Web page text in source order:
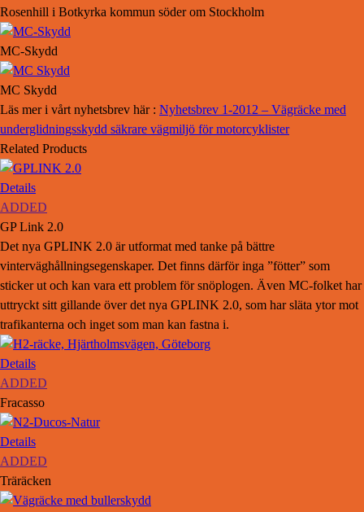
Rosenhill i Botkyrka kommun söder om Stockholm
MC-Skydd
MC Skydd
Läs mer i vårt nyhetsbrev här : Nyhetsbrev 1-2012 – Vägräcke med
underglidningsskydd säkrare vägmiljö för motorcyklister
Related Products
Details
ADDED
GP Link 2.0
Det nya GPLINK 2.0 är utformat med tanke på bättre
vinterväghållningsegenskaper. Det finns därför inga ”fötter” som
sticker ut och kan vara ett problem för snöplogen. Även MC-folket har
uttryckt sitt gillande över det nya GPLINK 2.0, som har släta ytor mot
trafikanterna och inget som man kan fastna i.
Details
ADDED
Fracasso
Details
ADDED
Träräcken